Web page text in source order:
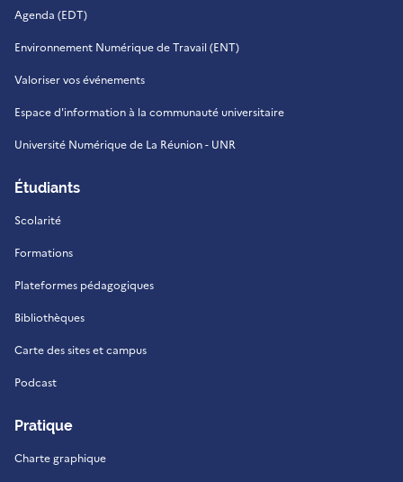
Agenda (EDT)
Environnement Numérique de Travail (ENT)
Valoriser vos événements
Espace d'information à la communauté universitaire
Université Numérique de La Réunion - UNR
Étudiants
Scolarité
Formations
Plateformes pédagogiques
Bibliothèques
Carte des sites et campus
Podcast
Pratique
Charte graphique